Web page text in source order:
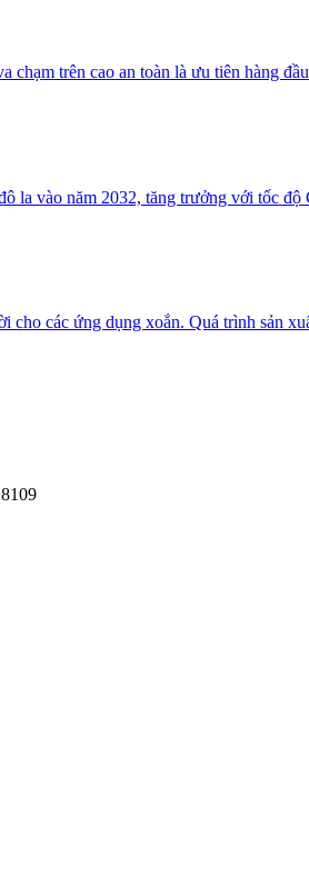
trên cao an toàn là ưu tiên hàng
la vào năm 2032, tăng trưởng với tốc
cho các ứng dụng xoắn. Quá trình sản